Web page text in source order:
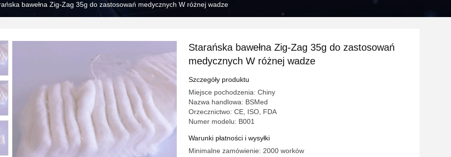
bawełna Zig-Zag 35g do zastosowań medycznych W różnej wadze
Starańska bawełna Zig-Zag 35g do zastosowań
medycznych W różnej wadze
Szczegóły produktu
Miejsce pochodzenia: Chiny
Nazwa handlowa: BSMed
Orzecznictwo: CE, ISO, FDA
Numer modelu: B001
Warunki płatności i wysyłki
Minimalne zamówienie: 2000 worków